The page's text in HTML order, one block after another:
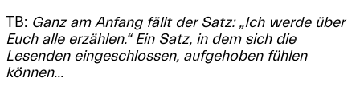
TB: Ganz am Anfang fällt der Satz: „Ich werde über
Euch alle erzählen.“ Ein Satz, in dem sich die
Lesenden eingeschlossen, aufgehoben fühlen
können...